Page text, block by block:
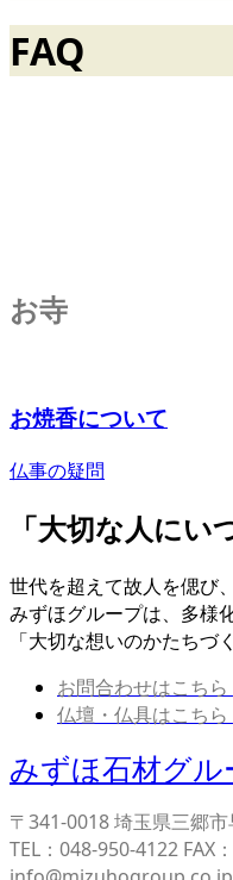
FAQ
お寺
お焼香について
仏事の疑問
「大切な人にい
世代を超えて故人を偲び
みずほグループは、多様
「大切な想いのかたちづ
お問合わせはこちら
仏壇・仏具はこちら
みずほ石材グル
〒341-0018 埼玉県三郷
TEL：048-950-4122 FAX